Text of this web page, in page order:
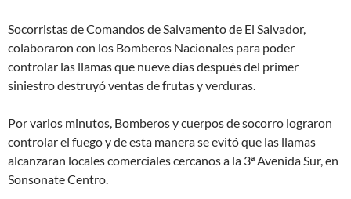
Socorristas de Comandos de Salvamento de El Salvador,
colaboraron con los Bomberos Nacionales para poder
controlar las llamas que nueve días después del primer
siniestro destruyó ventas de frutas y verduras.
Por varios minutos, Bomberos y cuerpos de socorro lograron
controlar el fuego y de esta manera se evitó que las llamas
alcanzaran locales comerciales cercanos a la 3ª Avenida Sur, en
Sonsonate Centro.